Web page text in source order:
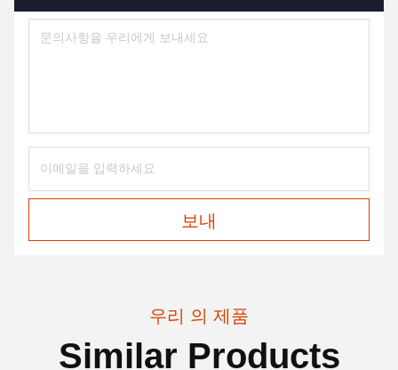
보내
우리 의 제품
Similar Products